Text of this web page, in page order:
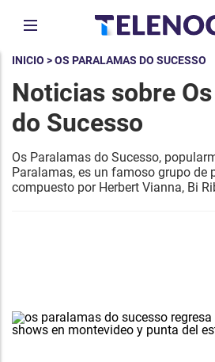
INICIO > OS PARALAMAS DO SUCESSO
Noticias sobre
do Sucesso
Os Paralamas do Sucesso,
Paralamas, es un famoso grupo de
compuesto por Herbert Vianna, Bi